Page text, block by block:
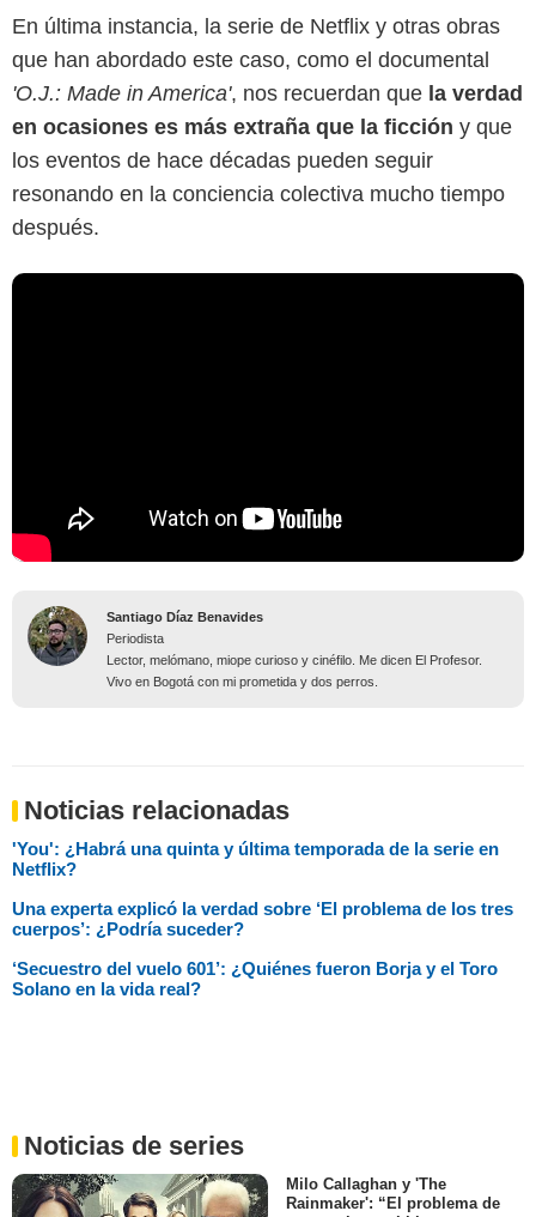
En última instancia, la serie de Netflix y otras obras
que han abordado este caso, como el documental
'O.J.: Made in America', nos recuerdan que la verdad
en ocasiones es más extraña que la ficción y que
los eventos de hace décadas pueden seguir
resonando en la conciencia colectiva mucho tiempo
después.
Santiago Díaz Benavides
Periodista
Lector, melómano, miope curioso y cinéfilo. Me dicen El Profesor.
Vivo en Bogotá con mi prometida y dos perros.
Noticias relacionadas
'You': ¿Habrá una quinta y última temporada de la serie en
Netflix?
⁠Una experta explicó la verdad sobre ‘El problema de los tres
cuerpos’: ¿Podría suceder?
‘Secuestro del vuelo 601’: ¿Quiénes fueron Borja y el Toro
Solano en la vida real?
Noticias de series
Milo Callaghan y 'The
Rainmaker': “El problema de